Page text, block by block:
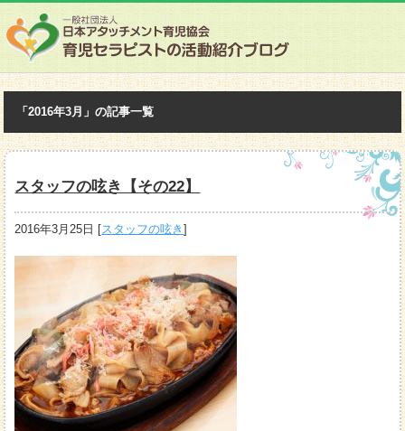
「2016年3月」の記事一覧
スタッフの呟き【その22】
2016年3月25日 [スタッフの呟き]